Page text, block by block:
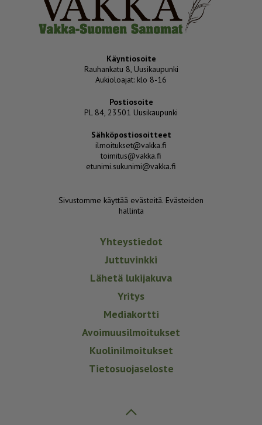
Käyntiosoite
Rauhankatu 8, Uusikaupunki
Aukioloajat: klo 8-16
Postiosoite
PL 84, 23501 Uusikaupunki
Sähköpostiosoitteet
ilmoitukset@vakka.fi
toimitus@vakka.fi
etunimi.sukunimi@vakka.fi
Sivustomme käyttää evästeitä. Evästeiden
hallinta
Yhteystiedot
Juttuvinkki
Lähetä lukijakuva
Yritys
Mediakortti
Avoimuusilmoitukset
Kuolinilmoitukset
Tietosuojaseloste